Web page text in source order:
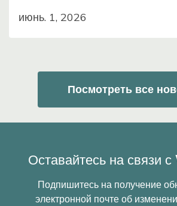
июнь. 1, 2026
Посмотреть все
Оставайтесь на связи
Подпишитесь на получение
электронной почте об